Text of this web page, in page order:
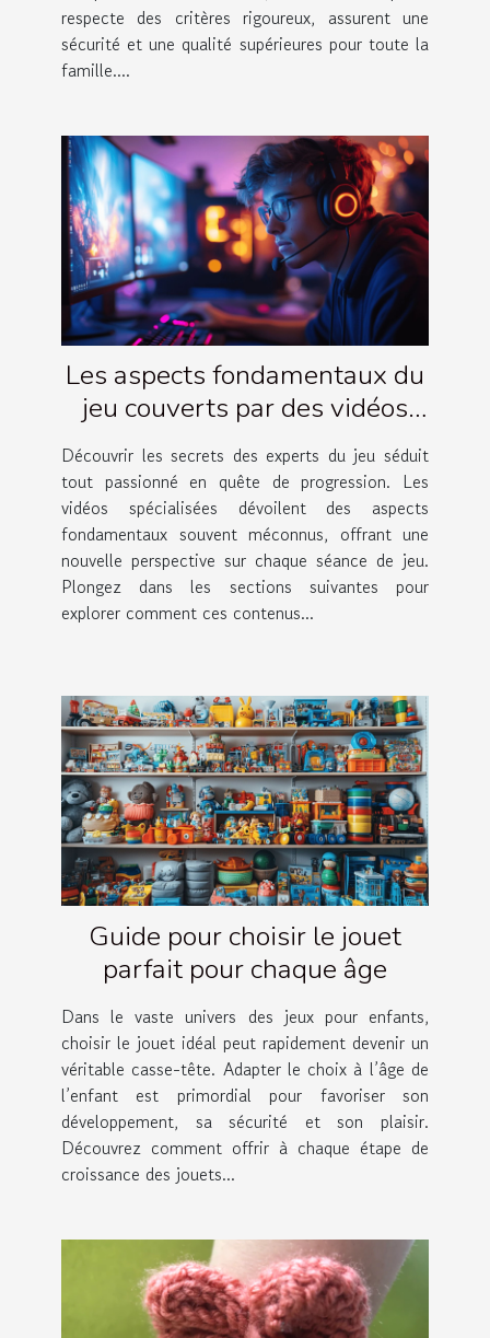
respecte des critères rigoureux, assurent une
sécurité et une qualité supérieures pour toute la
famille....
Les aspects fondamentaux du
jeu couverts par des vidéos
d'experts
Découvrir les secrets des experts du jeu séduit
tout passionné en quête de progression. Les
vidéos spécialisées dévoilent des aspects
fondamentaux souvent méconnus, offrant une
nouvelle perspective sur chaque séance de jeu.
Plongez dans les sections suivantes pour
explorer comment ces contenus...
Guide pour choisir le jouet
parfait pour chaque âge
Dans le vaste univers des jeux pour enfants,
choisir le jouet idéal peut rapidement devenir un
véritable casse-tête. Adapter le choix à l’âge de
l’enfant est primordial pour favoriser son
développement, sa sécurité et son plaisir.
Découvrez comment offrir à chaque étape de
croissance des jouets...